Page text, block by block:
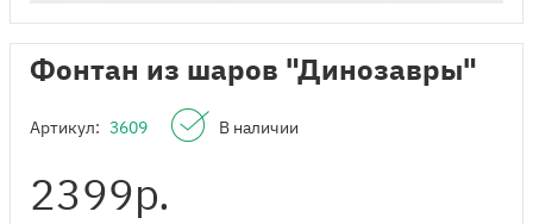
Фонтан из шаров "Динозавры"
Артикул: 3609 В наличии
2399р.